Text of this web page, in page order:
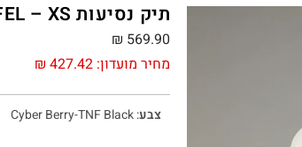
תיק נסיעות BASE CAMP DUFFEL – XS
מחיר מועדון: ₪ 427.42
₪ 569.90
צבע:
Cyber Berry-TNF Black